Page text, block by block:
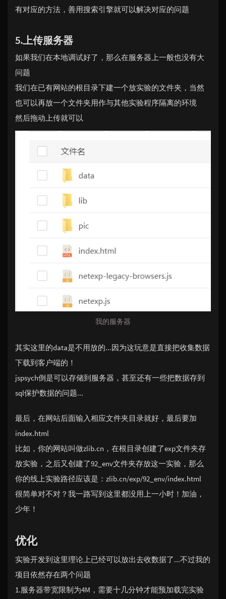
有对应的方法，善用搜索引擎就可以解决对应的问题
5.上传服务器
如果我们在本地调试好了，那么在服务器上一般也没有大
问题
我们在已有网站的根目录下建一个放实验的文件夹，当然
也可以再放一个文件夹用作与其他实验程序隔离的环境
然后拖动上传就可以
我的服务器
其实这里的data是不用放的...因为这玩意是直接把收集数据
下载到客户端的！
jspsych倒是可以存储到服务器，甚至还有一些把数据存到
sql保护数据的问题...
最后，在网站后面输入相应文件夹目录就好，最后要加
index.html
比如，你的网站叫做zlib.cn，在根目录创建了exp文件夹存
放实验，之后又创建了92_env文件夹存放这一实验，那么
你的线上实验路径应该是：zlib.cn/exp/92_env/index.html
很简单对不对？我一路写到这里都没用上一小时！加油，
少年！
优化
实验开发到这里理论上已经可以放出去收数据了...不过我的
项目依然存在两个问题
1.服务器带宽限制为4M，需要十几分钟才能预加载完实验